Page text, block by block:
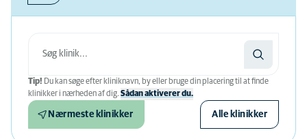
Tip! Du kan søge efter kliniknavn, by eller bruge din placering til at finde
klinikker i nærheden af ​​dig. Sådan aktiverer du.
Nærmeste klinikker Alle klinikker